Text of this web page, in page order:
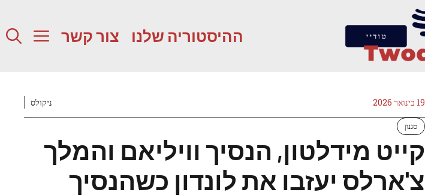
ההיסטוריה שלנו צור קשר
19 בינואר 2026 ניקולס
סגנון
קייט מידלטון, הנסיך וויליאם והמלך
צ'ארלס יעזבו את לונדון כשהנסיך